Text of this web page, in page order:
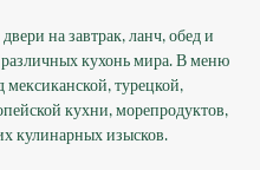
на завтрак, ланч, обед и
кухонь мира. В меню
мексиканской, турецкой,
кухни, морепродуктов,
кулинарных изысков.